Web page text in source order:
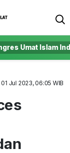
Umat Islam
Jul 2023, 06:05 WIB